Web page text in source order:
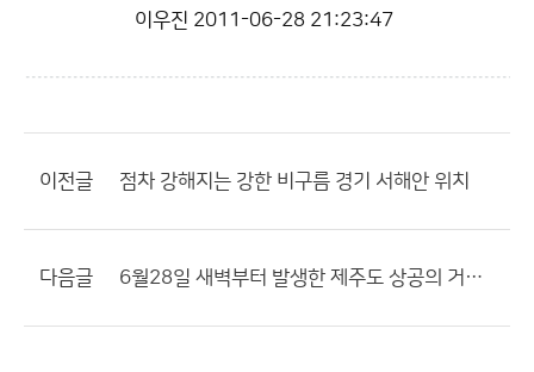
이우진 2011-06-28 21:23:47
이전글 점차 강해지는 강한 비구름 경기 서해안 위치
다음글 6월28일 새벽부터 발생한 제주도 상공의 거대한 적락운